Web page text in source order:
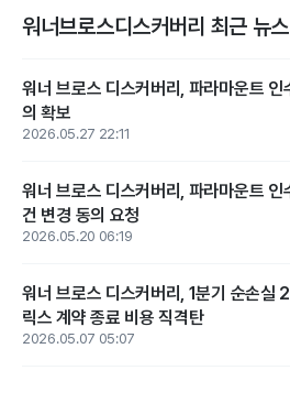
워너브로스디스커버리 최근 뉴스
워너 브로스 디스커버리, 파라마운트 인
의 확보
2026.05.27 22:11
워너 브로스 디스커버리, 파라마운트 인
건 변경 동의 요청
2026.05.20 06:19
워너 브로스 디스커버리, 1분기 순손실
릭스 계약 종료 비용 직격탄
2026.05.07 05:07